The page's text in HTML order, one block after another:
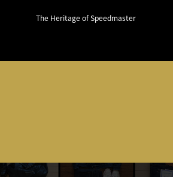
The Heritage of Speedmaster